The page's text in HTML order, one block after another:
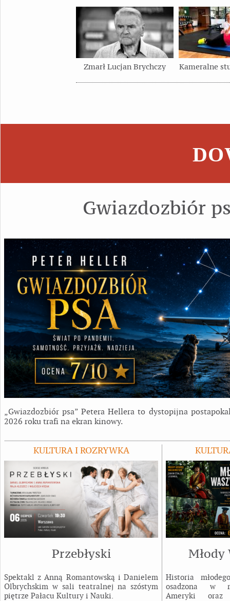
Zmarł Lucjan Brychczy Kameralne
Gwiazdozbiór
„Gwiazdozbiór psa” Petera Hellera to dystopijna
2026 roku trafi na ekran kinowy.
KULTURA I ROZRYWKA
Przebłyski
Spektakl z Anną Romantowską i Danielem
Olbrychskim w sali teatralnej na szóstym
piętrze Pałacu Kultury i Nauki.
Młody
Historia
osadzona w
Ameryki oraz